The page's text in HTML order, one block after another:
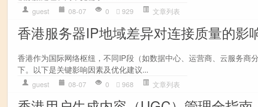
guest 08-07 0 929 文章列表
香港服务器IP地域差异对连接质量的影
香港作为国际网络枢纽，不同IP段（如数据中心、运营商、云服务
下。以下是关键影响因素及优化建议...
guest 08-07 0 968 文章列表